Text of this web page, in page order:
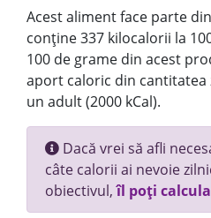
Acest aliment face parte
conține 337 kilocalorii la
100 de grame din acest
aport caloric din
un adult (2000 kCal).
Dacă vrei să afli
câte calorii ai nevoie
obiectivul,îl poți